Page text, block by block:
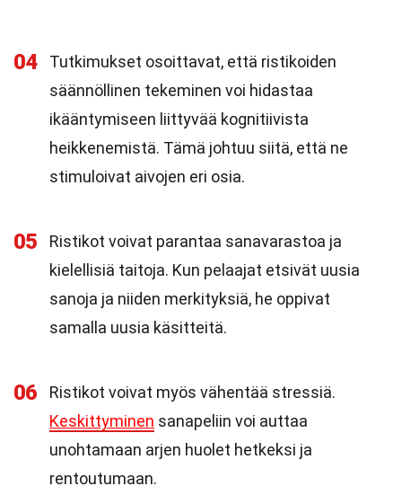
04
Tutkimukset osoittavat, että ristikoiden
säännöllinen tekeminen voi hidastaa
ikääntymiseen liittyvää kognitiivista
heikkenemistä. Tämä johtuu siitä, että ne
stimuloivat aivojen eri osia.
05
Ristikot voivat parantaa sanavarastoa ja
kielellisiä taitoja. Kun pelaajat etsivät uusia
sanoja ja niiden merkityksiä, he oppivat
samalla uusia käsitteitä.
06
Ristikot voivat myös vähentää stressiä.
Keskittyminen sanapeliin voi auttaa
unohtamaan arjen huolet hetkeksi ja
rentoutumaan.